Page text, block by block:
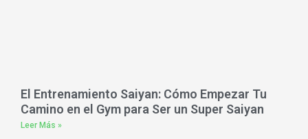
El Entrenamiento Saiyan: Cómo Empezar Tu
Camino en el Gym para Ser un Super Saiyan
Leer Más »